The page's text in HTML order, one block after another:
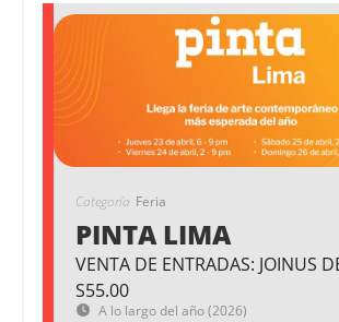
Categoría Feria
PINTA LIMA
VENTA DE ENTRADAS: JOINUS
S55.00
A lo largo del año (2026)